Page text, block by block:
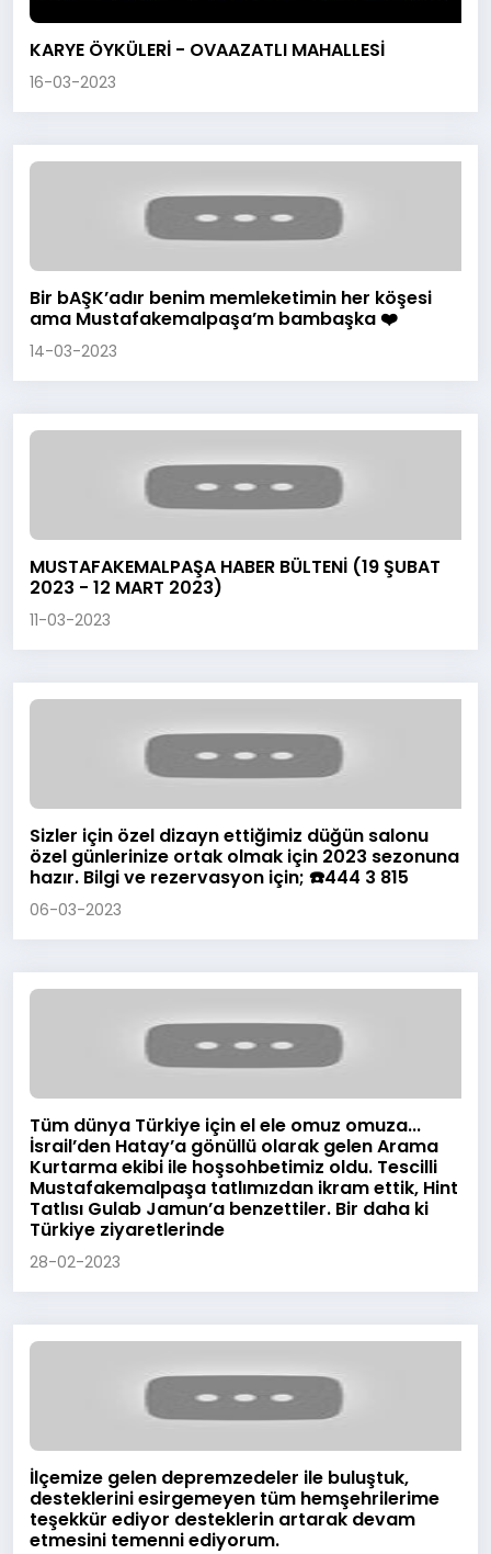
KARYE ÖYKÜLERİ - OVAAZATLI MAHALLESİ
16-03-2023
Bir bAŞK’adır benim memleketimin her köşesi
ama Mustafakemalpaşa’m bambaşka ❤️
14-03-2023
MUSTAFAKEMALPAŞA HABER BÜLTENİ (19 ŞUBAT
2023 - 12 MART 2023)
11-03-2023
Sizler için özel dizayn ettiğimiz düğün salonu
özel günlerinize ortak olmak için 2023 sezonuna
hazır. Bilgi ve rezervasyon için; ☎️444 3 815
06-03-2023
Tüm dünya Türkiye için el ele omuz omuza...
İsrail’den Hatay’a gönüllü olarak gelen Arama
Kurtarma ekibi ile hoşsohbetimiz oldu. Tescilli
Mustafakemalpaşa tatlımızdan ikram ettik, Hint
Tatlısı Gulab Jamun’a benzettiler. Bir daha ki
Türkiye ziyaretlerinde
28-02-2023
İlçemize gelen depremzedeler ile buluştuk,
desteklerini esirgemeyen tüm hemşehrilerime
teşekkür ediyor desteklerin artarak devam
etmesini temenni ediyorum.